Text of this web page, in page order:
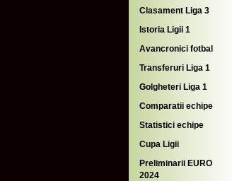
Clasament Liga 3
Istoria Ligii 1
Avancronici fotbal
Transferuri Liga 1
Golgheteri Liga 1
Comparatii echipe
Statistici echipe
Cupa Ligii
Preliminarii EURO
2024